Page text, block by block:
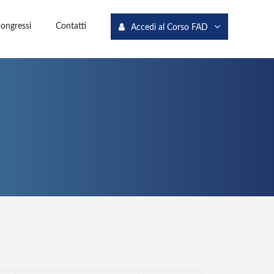
Contatti Accedi al Corso FAD